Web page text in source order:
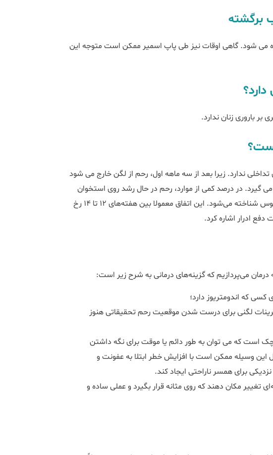
برگشته
می شود. گاهی اوقات نیز طی پاپ اسمیر ممکن است متوجه این
باروری زنان ندارد.
ندارد. زیرا بعد از سه ماهه اول، رحم از لگن خارج می شود
گیرد. در درصد کمی از موارد، رحم در حال رشد روی استخوان
لگن گیر می‌کند که این وضعیت به عنوان رحم محبوس شناخته می‌شود. این اتفاق معمولا بین هفته‌های 12 تا 14 رخ
ادرار اشاره کرد.
می‌پردازیم که گزینه‌های درمانی به شرح زیر است:
کسی که اندومتریوز دارد؛
لگنی برای درست شدن موقعیت رحم تحقیقاتی هنوز
است که می توان به طور دائم یا موقت برای نگه داشتن
این وسیله ممکن است با افزایش خطر ابتلا به عفونت و
برای همسر ناراحتی ایجاد کند.
تغییر مکان دهند که روی مثانه قرار بگیرد و عملی ساده و